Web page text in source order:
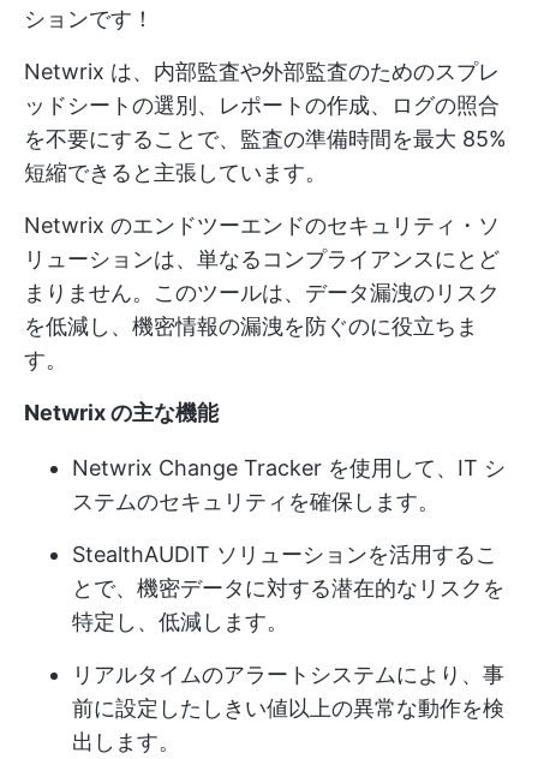
ションです！
Netwrix は、内部監査や外部監査のためのスプレ
ッドシートの選別、レポートの作成、ログの照合
を不要にすることで、監査の準備時間を最大 85%
短縮できると主張しています。
Netwrix のエンドツーエンドのセキュリティ・ソ
リューションは、単なるコンプライアンスにとど
まりません。このツールは、データ漏洩のリスク
を低減し、機密情報の漏洩を防ぐのに役立ちま
す。
Netwrix の主な機能
Netwrix Change Tracker を使用して、IT シ
ステムのセキュリティを確保します。
StealthAUDIT ソリューションを活用するこ
とで、機密データに対する潜在的なリスクを
特定し、低減します。
リアルタイムのアラートシステムにより、事
前に設定したしきい値以上の異常な動作を検
出します。